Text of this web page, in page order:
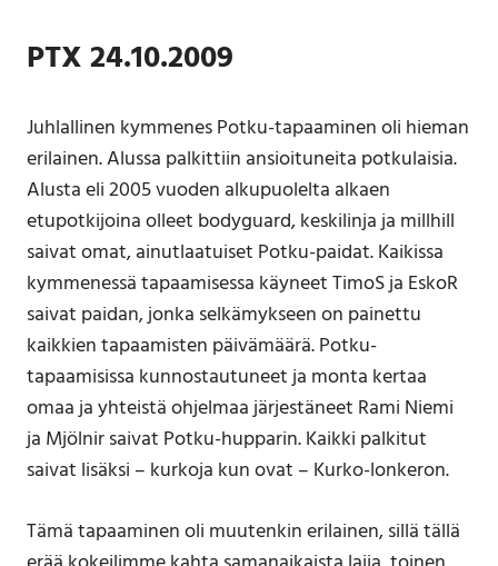
PTX 24.10.2009
Juhlallinen kymmenes Potku-tapaaminen oli hieman
erilainen. Alussa palkittiin ansioituneita potkulaisia.
Alusta eli 2005 vuoden alkupuolelta alkaen
etupotkijoina olleet bodyguard, keskilinja ja millhill
saivat omat, ainutlaatuiset Potku-paidat. Kaikissa
kymmenessä tapaamisessa käyneet TimoS ja EskoR
saivat paidan, jonka selkämykseen on painettu
kaikkien tapaamisten päivämäärä. Potku-
tapaamisissa kunnostautuneet ja monta kertaa
omaa ja yhteistä ohjelmaa järjestäneet Rami Niemi
ja Mjölnir saivat Potku-hupparin. Kaikki palkitut
saivat lisäksi – kurkoja kun ovat – Kurko-lonkeron.
Tämä tapaaminen oli muutenkin erilainen, sillä tällä